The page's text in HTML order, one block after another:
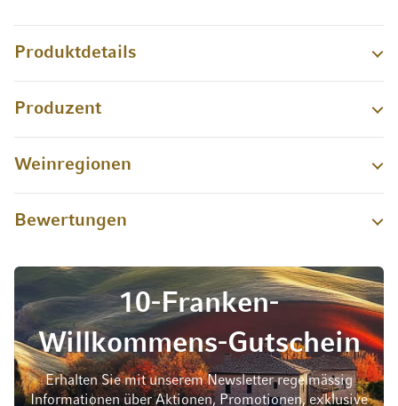
Produktdetails
Produzent
Weinregionen
Bewertungen
10-Franken-
Willkommens-Gutschein
Erhalten Sie mit unserem Newsletter regelmässig
Informationen über Aktionen, Promotionen, exklusive